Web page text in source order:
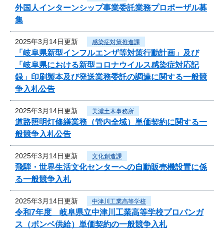
外国人インターンシップ事業委託業務プロポーザル募
集
2025年3月14日更新 感染症対策推進課
「岐阜県新型インフルエンザ等対策行動計画」及び
「岐阜県における新型コロナウイルス感染症対応記
録」印刷製本及び発送業務委託の調達に関する一般競
争入札公告
2025年3月14日更新 美濃土木事務所
道路照明灯修繕業務（管内全域）単価契約に関する一
般競争入札公告
2025年3月14日更新 文化創造課
飛騨・世界生活文化センターへの自動販売機設置に係
る一般競争入札
2025年3月14日更新 中津川工業高等学校
令和7年度 岐阜県立中津川工業高等学校プロパンガ
ス（ボンベ供給）単価契約の一般競争入札